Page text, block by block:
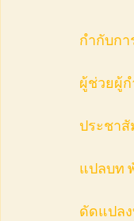
กำกับก
ผู้ช่วยผู้
ประชา
แปลบท
ดัดแปล